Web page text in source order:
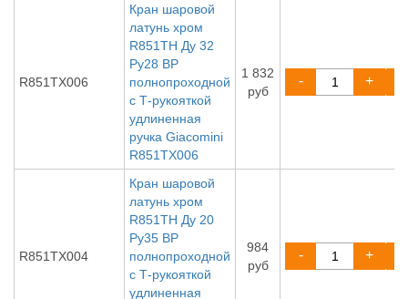
R851TX006
Кран шаровой
латунь хром
R851TH Ду 32
Ру28 ВР
полнопроходной
с Т-рукояткой
удлиненная
ручка Giacomini
R851TX006
1 832
руб
- +
R851TX004
Кран шаровой
латунь хром
R851TH Ду 20
Ру35 ВР
полнопроходной
с Т-рукояткой
удлиненная
984
руб
- +